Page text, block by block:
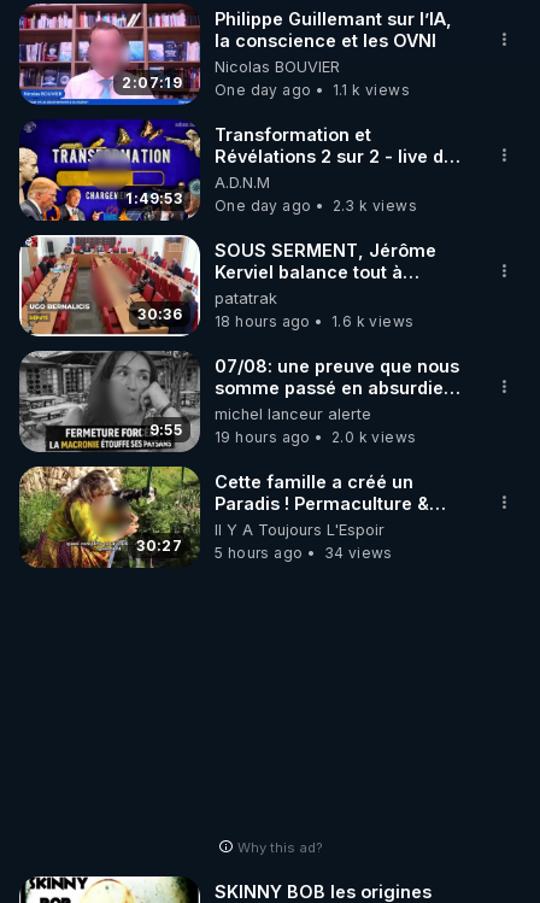
▶ 30 jours gratuit sur l’application de méditation et
de bien-être ENVOL :
Rendez-vous sur https://www.envol.app/code
le code : REGENERE
2:07:19
Philippe Guillemant sur l’IA,
la conscience et les OVNI
Nicolas BOUVIER
One day ago
1.1 k views
1:49:53
Transformation et
Révélations 2 sur 2 - live du
07/08/26
A.D.N.M
One day ago
2.3 k views
30:36
SOUS SERMENT, Jérôme
Kerviel balance tout à
l'Assemblée !
patatrak
18 hours ago
1.6 k views
9:55
07/08: une preuve que nous
somme passé en absurdie
une dictature qui veut faire
taire ses opposant !
michel lanceur alerte
19 hours ago
2.0 k views
30:27
Cette famille a créé un
Paradis ! Permaculture &
Autonomie
Il Y A Toujours L'Espoir
5 hours ago
34 views
Why this ad?
SKINNY BOB les origines